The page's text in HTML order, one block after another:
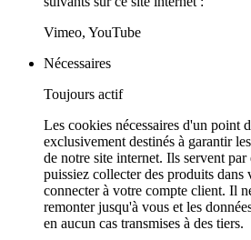
Vimeo, YouTube
Nécessaires
Toujours actif
Les cookies nécessaires d'un point
exclusivement destinés à garantir
de notre site internet. Ils servent
puissiez collecter des produits dans
connecter à votre compte client. Il
remonter jusqu'à vous et les
en aucun cas transmises à des tiers.